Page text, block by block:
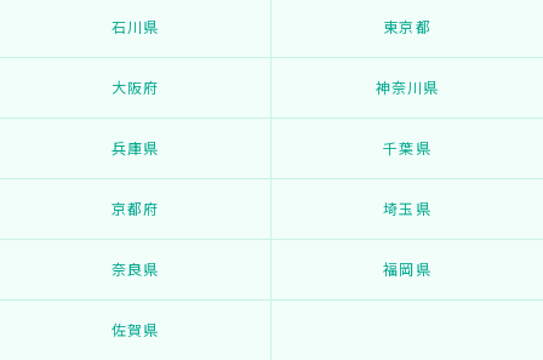
石川県 東京都
大阪府 神奈川県
兵庫県 千葉県
京都府 埼玉県
奈良県 福岡県
佐賀県